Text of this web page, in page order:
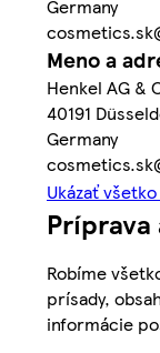
Germany
Meno a
Henkel AG &
40191
Germany
Ukázať
Robíme
prísady,
informácie